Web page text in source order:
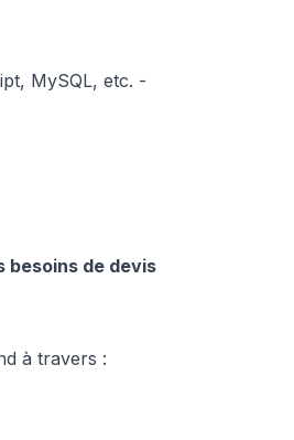
MySQL, etc. -
de devis
à travers :